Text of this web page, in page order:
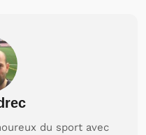
du sport avec